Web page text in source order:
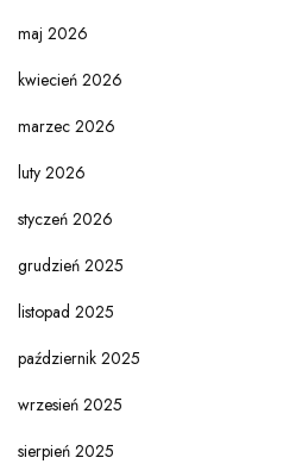
maj 2026
kwiecień 2026
marzec 2026
luty 2026
styczeń 2026
grudzień 2025
listopad 2025
październik 2025
wrzesień 2025
sierpień 2025